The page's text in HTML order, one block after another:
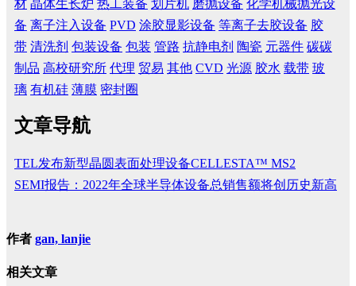
材 晶体生长炉 热工装备 划片机 磨抛设备 化学机械抛光设
备 离子注入设备 PVD 涂胶显影设备 等离子去胶设备 胶
带 清洗剂 包装设备 包装 管路 抗静电剂 陶瓷 元器件 碳碳
制品 高校研究所 代理 贸易 其他 CVD 光源 胶水 载带 玻
璃 有机硅 薄膜 密封圈
文章导航
TEL发布新型晶圆表面处理设备CELLESTA™ MS2
SEMI报告：2022年全球半导体设备总销售额将创历史新高
作者 gan, lanjie
相关文章